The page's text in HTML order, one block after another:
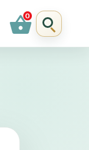
shopping_basket